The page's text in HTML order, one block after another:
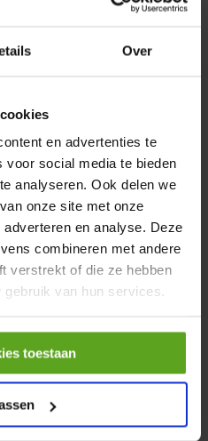
Over
en advertenties te
voor social media te bieden
analyseren. Ook delen we
onze site met onze
en analyse. Deze
combineren met andere
verstrekt of die ze hebben
van hun services.
toestaan
Ø17mm
CPR501
Baltrotors
+
MOTOR B14 380VAC
OK9HPA1240
Emmegi